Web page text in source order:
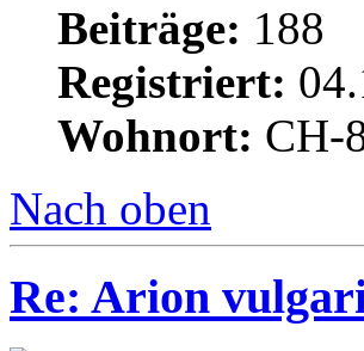
Beiträge: 188
Registriert:
Wohnort: CH-
Nach oben
Re: Arion